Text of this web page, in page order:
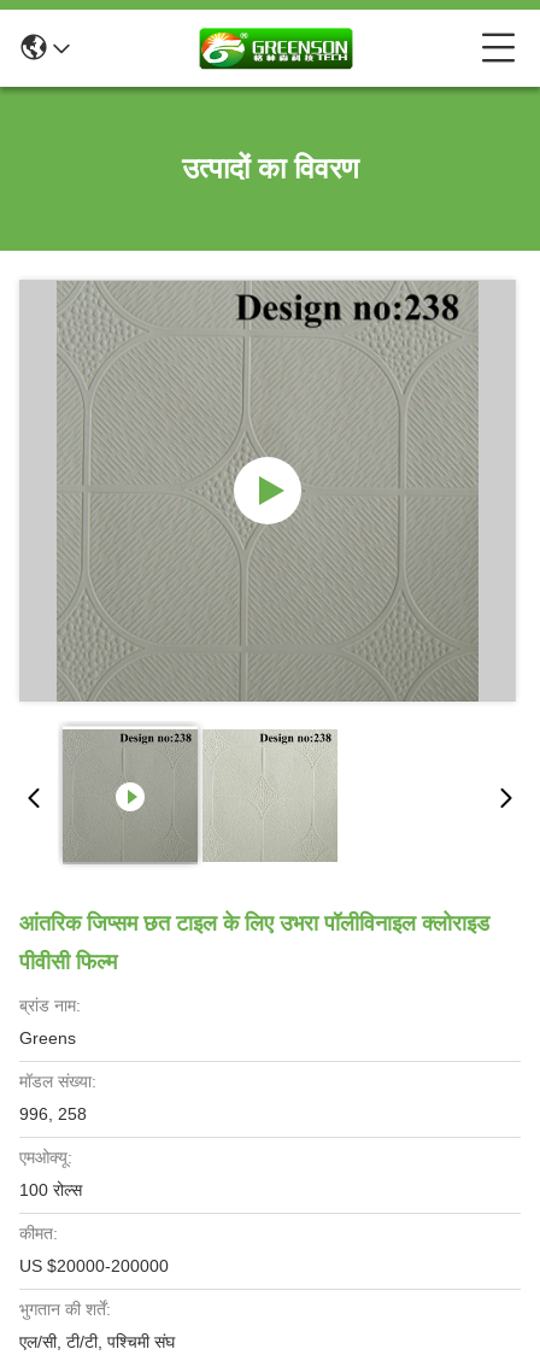
उत्पादों का विवरण
आंतरिक जिप्सम छत टाइल के लिए उभरा पॉलीविनाइल क्लोराइड
पीवीसी फिल्म
ब्रांड नाम:
Greens
मॉडल संख्या:
996, 258
एमओक्यू:
100 रोल्स
कीमत:
US $20000-200000
भुगतान की शर्तें:
एल/सी, टी/टी, पश्चिमी संघ